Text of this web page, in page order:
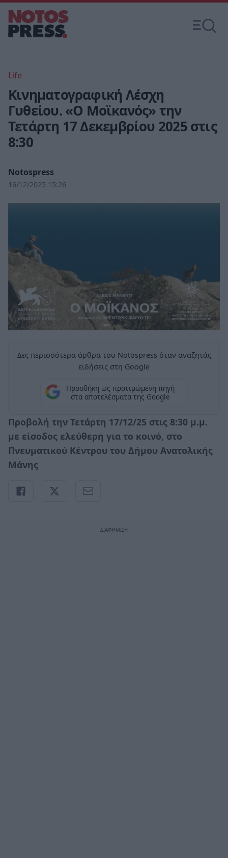
Life
Κινηματογραφική Λέσχη
Γυθείου. «Ο Μοϊκανός» την
Τετάρτη 17 Δεκεμβρίου 2025 στις
8:30
Notospress
16/12/2025 15:26
Δες περισσότερα άρθρα του Notospress όταν αναζητάς
ειδήσεις στη Google
Προσθήκη ως προτιμώμενη πηγή
στα αποτελέσματα της Google
Προβολή την Τετάρτη 17/12/25 στις 8:30 μ.μ.
με είσοδος ελεύθερη για το κοινό, στο
Πνευματικού Κέντρου του Δήμου Ανατολικής
Μάνης